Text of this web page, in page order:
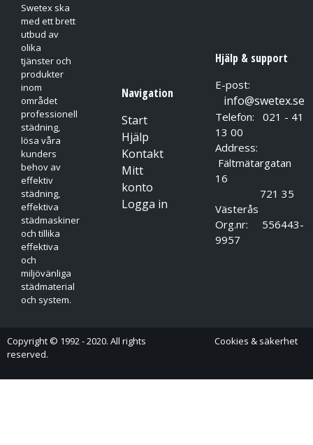
Swetex ska
med ett brett
utbud av
olika
tjänster och
produkter
inom
området
professionell
städning,
lösa våra
kunders
behov av
effektiv
städning,
effektiva
städmaskiner
och tillika
effektiva
och
miljövänliga
städmaterial
och system.
Navigation
Start
Hjälp
Kontakt
Mitt
konto
Logga in
Hjälp & support
E-post:
info@swetex.se
Telefon: 021 - 41
13 00
Address:
Fältmätargatan
16
721 35
Västerås
Org.nr: 556443-
9957
Copyright © 1992 - 2020. All rights
reserved.
Cookies & säkerhet